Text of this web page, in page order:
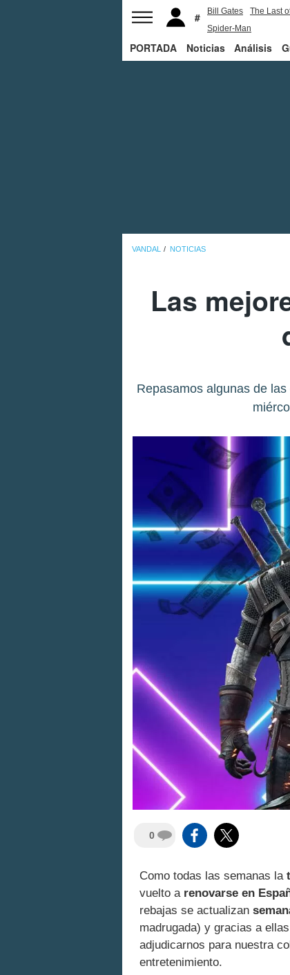
Bill Gates The Last
Spider-Man
PORTADA Noticias Análisis
VANDAL NOTICIAS
Las
Repasamos algunas de
0
Como todas las semanas la
vuelto a renovarse en
rebajas se actualizan
madrugada) y gracias a
adjudicarnos para nuestra
entretenimiento.